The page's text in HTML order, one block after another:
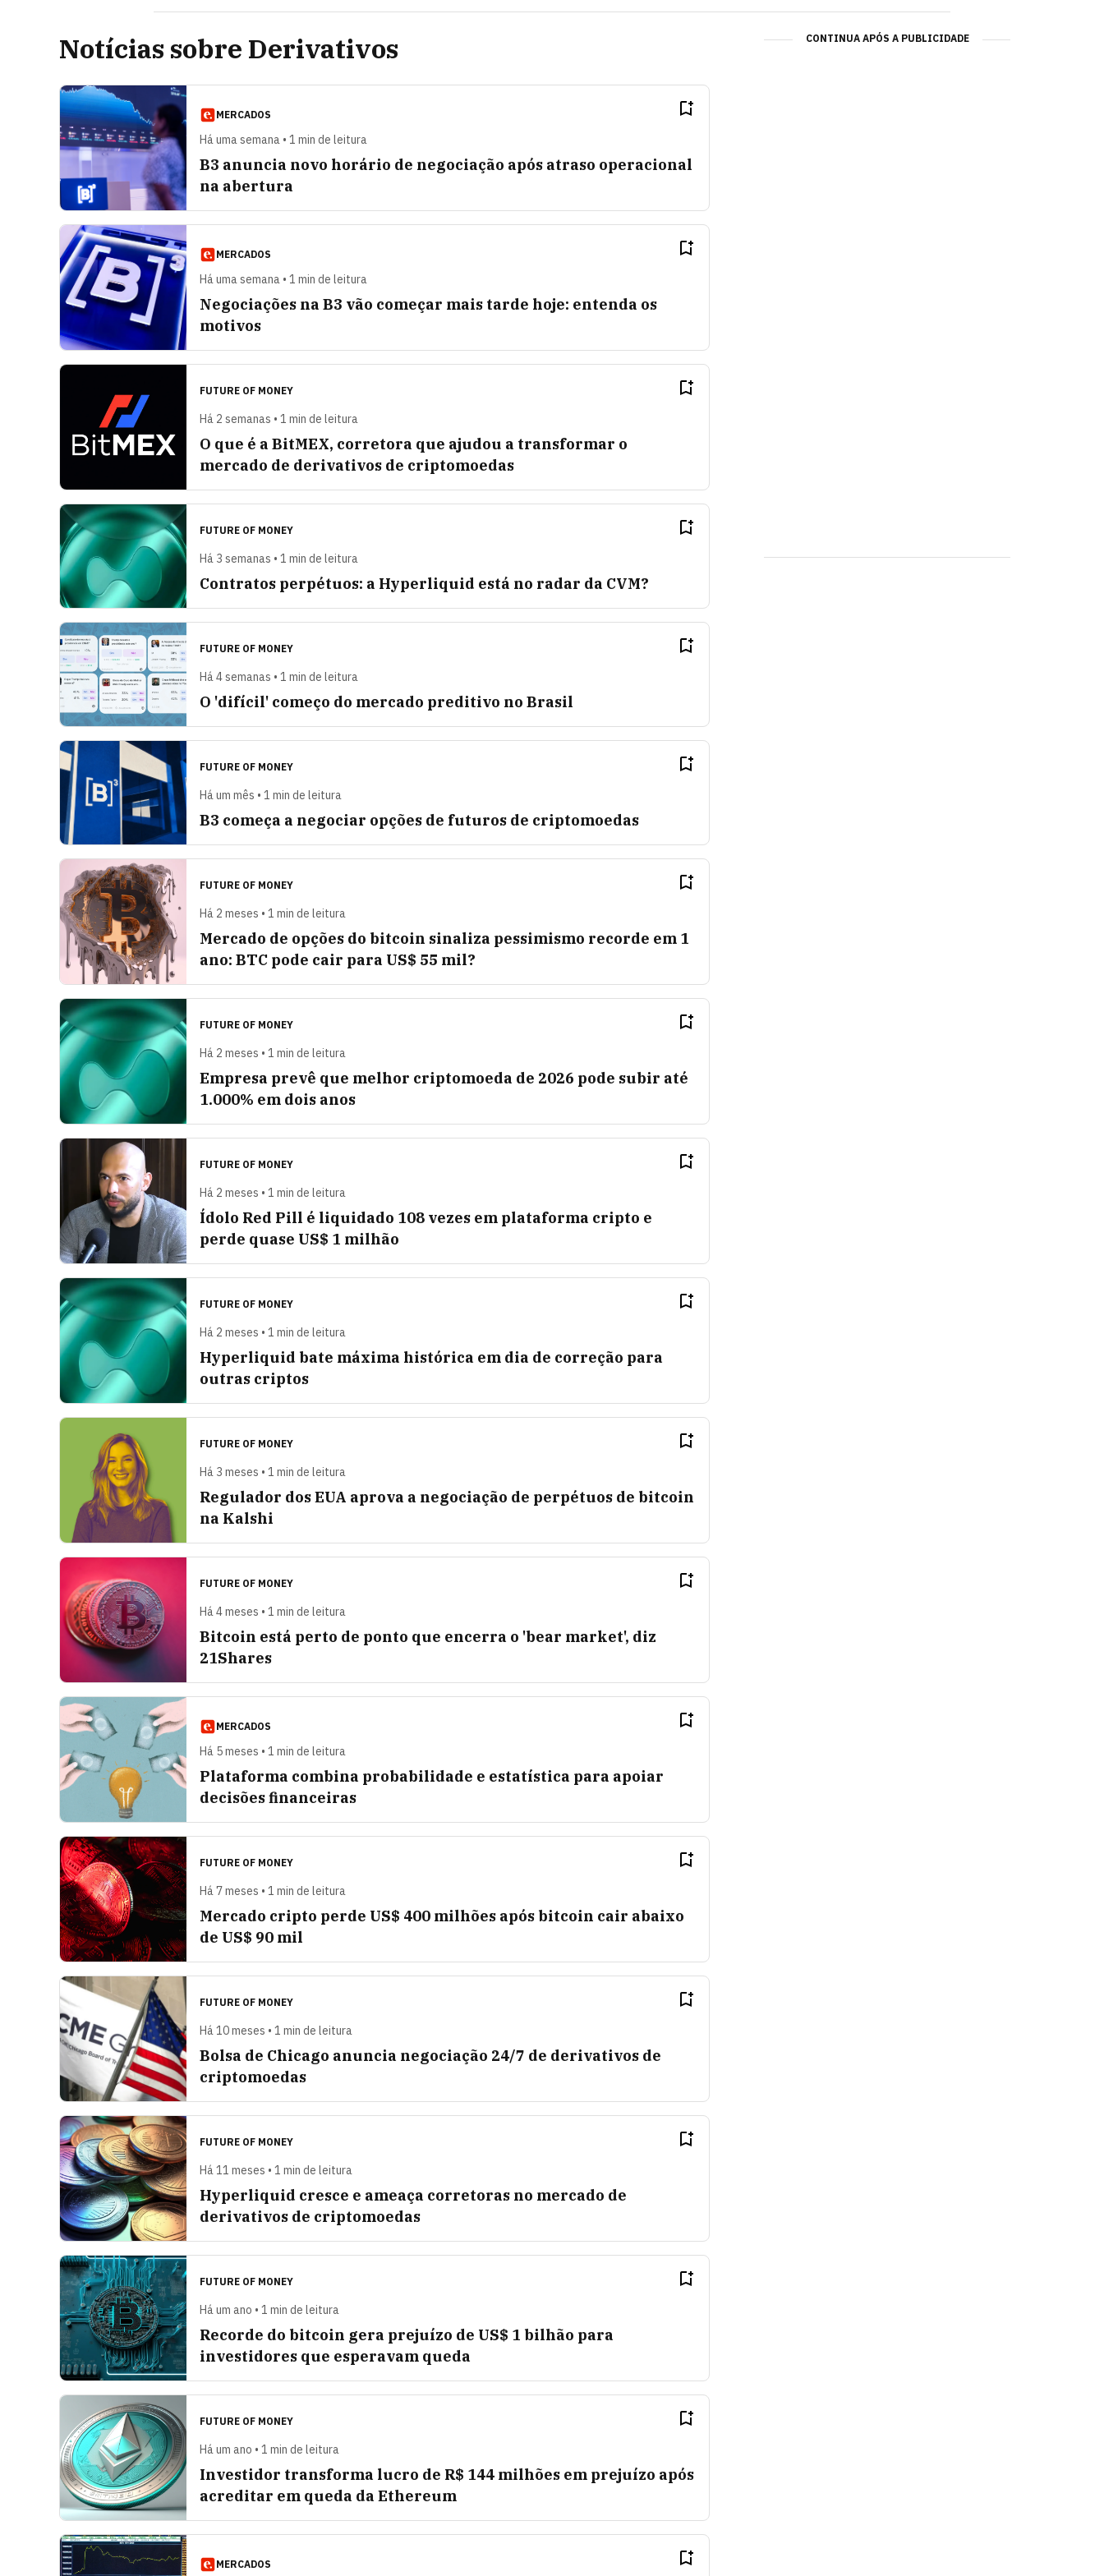
Notícias sobre Derivativos
MERCADOS
Há uma semana • 1 min de leitura
B3 anuncia novo horário de negociação após atraso operacional
na abertura
MERCADOS
Há uma semana • 1 min de leitura
Negociações na B3 vão começar mais tarde hoje: entenda os
motivos
FUTURE OF MONEY
Há 2 semanas • 1 min de leitura
O que é a BitMEX, corretora que ajudou a transformar o
mercado de derivativos de criptomoedas
FUTURE OF MONEY
Há 3 semanas • 1 min de leitura
Contratos perpétuos: a Hyperliquid está no radar da CVM?
FUTURE OF MONEY
Há 4 semanas • 1 min de leitura
O 'difícil' começo do mercado preditivo no Brasil
FUTURE OF MONEY
Há um mês • 1 min de leitura
B3 começa a negociar opções de futuros de criptomoedas
FUTURE OF MONEY
Há 2 meses • 1 min de leitura
Mercado de opções do bitcoin sinaliza pessimismo recorde em 1
ano: BTC pode cair para US$ 55 mil?
FUTURE OF MONEY
Há 2 meses • 1 min de leitura
Empresa prevê que melhor criptomoeda de 2026 pode subir até
1.000% em dois anos
FUTURE OF MONEY
Há 2 meses • 1 min de leitura
Ídolo Red Pill é liquidado 108 vezes em plataforma cripto e
perde quase US$ 1 milhão
FUTURE OF MONEY
Há 2 meses • 1 min de leitura
Hyperliquid bate máxima histórica em dia de correção para
outras criptos
FUTURE OF MONEY
Há 3 meses • 1 min de leitura
Regulador dos EUA aprova a negociação de perpétuos de bitcoin
na Kalshi
FUTURE OF MONEY
Há 4 meses • 1 min de leitura
Bitcoin está perto de ponto que encerra o 'bear market', diz
21Shares
MERCADOS
Há 5 meses • 1 min de leitura
Plataforma combina probabilidade e estatística para apoiar
decisões financeiras
FUTURE OF MONEY
Há 7 meses • 1 min de leitura
Mercado cripto perde US$ 400 milhões após bitcoin cair abaixo
de US$ 90 mil
FUTURE OF MONEY
Há 10 meses • 1 min de leitura
Bolsa de Chicago anuncia negociação 24/7 de derivativos de
criptomoedas
FUTURE OF MONEY
Há 11 meses • 1 min de leitura
Hyperliquid cresce e ameaça corretoras no mercado de
derivativos de criptomoedas
FUTURE OF MONEY
Há um ano • 1 min de leitura
Recorde do bitcoin gera prejuízo de US$ 1 bilhão para
investidores que esperavam queda
FUTURE OF MONEY
Há um ano • 1 min de leitura
Investidor transforma lucro de R$ 144 milhões em prejuízo após
acreditar em queda da Ethereum
MERCADOS
CONTINUA APÓS A PUBLICIDADE